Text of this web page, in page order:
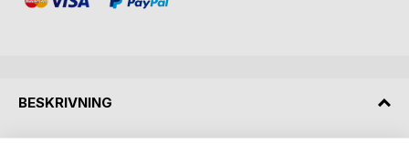
BESKRIVNING